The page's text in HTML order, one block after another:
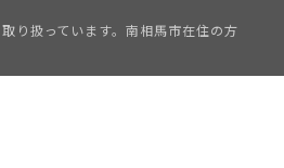
り扱っています。南相馬市在住の方